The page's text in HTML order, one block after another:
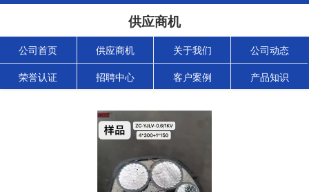
供应商机
公司首页 供应商机 关于我们 公司动态
荣誉认证 招聘中心 客户案例 产品知识